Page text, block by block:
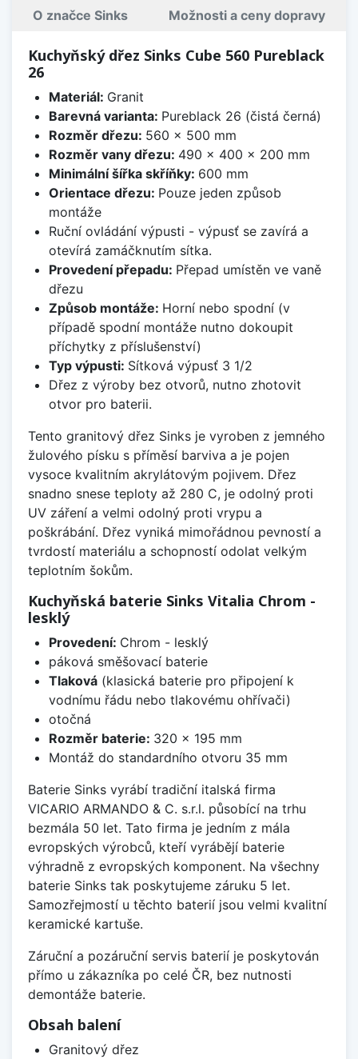
O značce Sinks Možnosti a ceny dopravy
Kuchyňský dřez Sinks Cube 560 Pureblack
26
Materiál: Granit
Barevná varianta: Pureblack 26 (čistá černá)
Rozměr dřezu: 560 x 500 mm
Rozměr vany dřezu: 490 x 400 x 200 mm
Minimální šířka skříňky: 600 mm
Orientace dřezu: Pouze jeden způsob
montáže
Ruční ovládání výpusti - výpusť se zavírá a
otevírá zamáčknutím sítka.
Provedení přepadu: Přepad umístěn ve vaně
dřezu
Způsob montáže: Horní nebo spodní (v
případě spodní montáže nutno dokoupit
příchytky z příslušenství)
Typ výpusti: Sítková výpusť 3 1/2
Dřez z výroby bez otvorů, nutno zhotovit
otvor pro baterii.
Tento granitový dřez Sinks je vyroben z jemného
žulového písku s příměsí barviva a je pojen
vysoce kvalitním akrylátovým pojivem. Dřez
snadno snese teploty až 280 C, je odolný proti
UV záření a velmi odolný proti vrypu a
poškrábání. Dřez vyniká mimořádnou pevností a
tvrdostí materiálu a schopností odolat velkým
teplotním šokům.
Kuchyňská baterie Sinks Vitalia Chrom -
lesklý
Provedení: Chrom - lesklý
páková směšovací baterie
Tlaková(klasická baterie pro připojení k
vodnímu řádu nebo tlakovému ohřívači)
otočná
Rozměr baterie: 320 x 195 mm
Montáž do standardního otvoru 35 mm
Baterie Sinks vyrábí tradiční italská firma
VICARIO ARMANDO & C. s.r.l. působící na trhu
bezmála 50 let. Tato firma je jedním z mála
evropských výrobců, kteří vyrábějí baterie
výhradně z evropských komponent. Na všechny
baterie Sinks tak poskytujeme záruku 5 let.
Samozřejmostí u těchto baterií jsou velmi kvalitní
keramické kartuše.
Záruční a pozáruční servis baterií je poskytován
přímo u zákazníka po celé ČR, bez nutnosti
demontáže baterie.
Obsah balení
Granitový dřez